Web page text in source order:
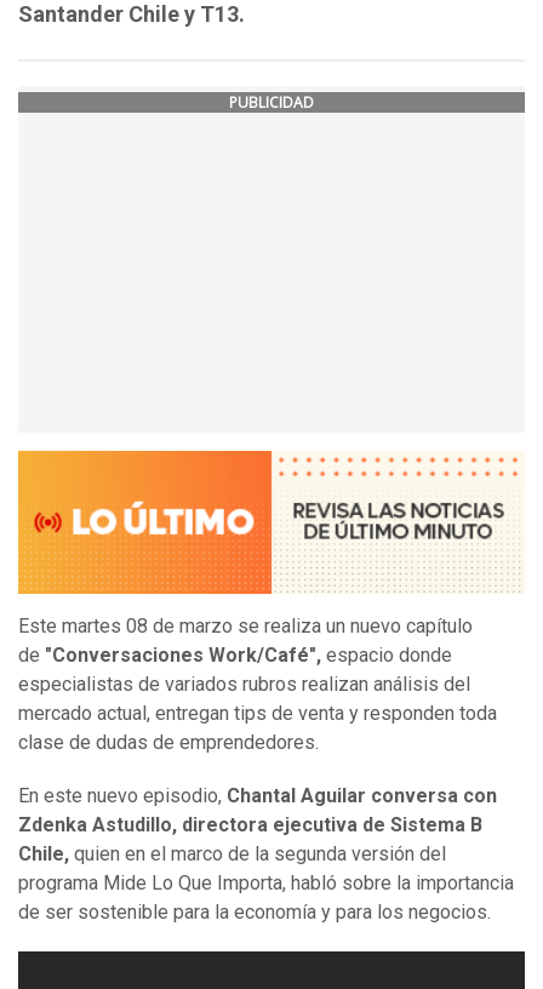
Santander Chile y T13.
PUBLICIDAD
Este martes 08 de marzo se realiza un nuevo capítulo
de "Conversaciones Work/Café", espacio donde
especialistas de variados rubros realizan análisis del
mercado actual, entregan tips de venta y responden toda
clase de dudas de emprendedores.
En este nuevo episodio, Chantal Aguilar conversa con
Zdenka Astudillo, directora ejecutiva de Sistema B
Chile, quien en el marco de la segunda versión del
programa Mide Lo Que Importa, habló sobre la importancia
de ser sostenible para la economía y para los negocios.